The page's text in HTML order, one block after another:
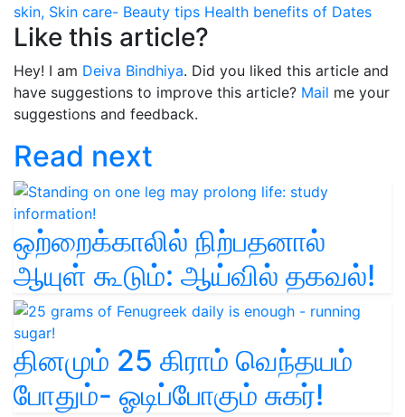
skin, Skin care- Beauty tips Health benefits of Dates
Like this article?
Hey! I am Deiva Bindhiya. Did you liked this article and
have suggestions to improve this article? Mail me your
suggestions and feedback.
Read next
ஒற்றைக்காலில் நிற்பதனால்
ஆயுள் கூடும்: ஆய்வில் தகவல்!
தினமும் 25 கிராம் வெந்தயம்
போதும்- ஓடிப்போகும் சுகர்!